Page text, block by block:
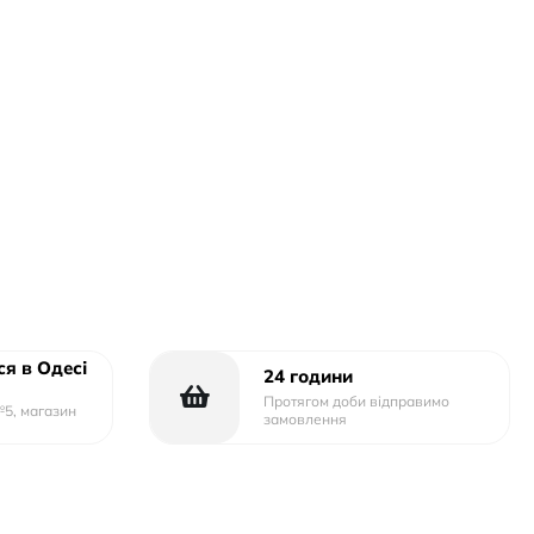
в Одесі
магазин
24 години
Протягом доби відправимо
замовлення